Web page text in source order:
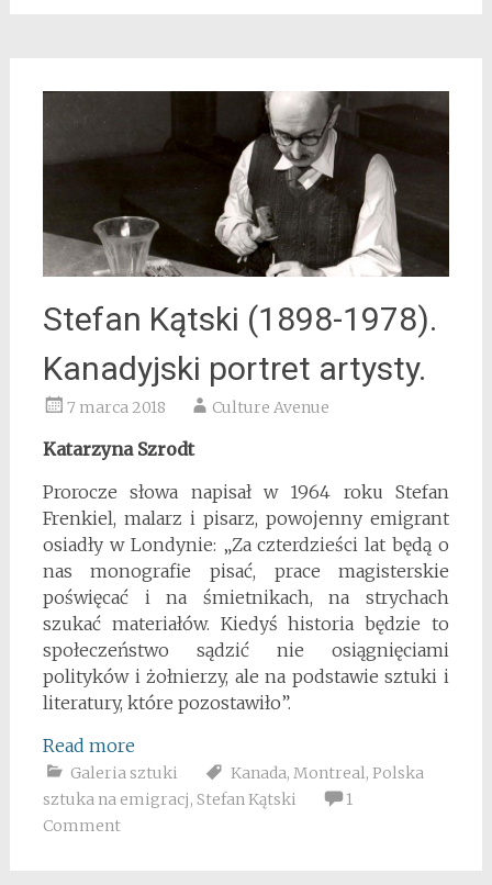
Stefan Kątski (1898-1978).
Kanadyjski portret artysty.
7 marca 2018 Culture Avenue
Katarzyna Szrodt
Prorocze słowa napisał w 1964 roku Stefan
Frenkiel, malarz i pisarz, powojenny emigrant
osiadły w Londynie: „Za czterdzieści lat będą o
nas monografie pisać, prace magisterskie
poświęcać i na śmietnikach, na strychach
szukać materiałów. Kiedyś historia będzie to
społeczeństwo sądzić nie osiągnięciami
polityków i żołnierzy, ale na podstawie sztuki i
literatury, które pozostawiło”.
Read more
Galeria sztuki Kanada, Montreal, Polska
sztuka na emigracj, Stefan Kątski
1
Comment